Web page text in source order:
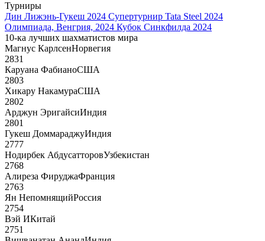
Турниры
Дин Лижэнь-Гукеш 2024 Супертурнир Tata Steel 2024
Олимпиада, Венгрия, 2024 Кубок Синкфилда 2024
10-ка лучших шахматистов мира
Магнус КарлсенНорвегия
2831
Каруана ФабианоСША
2803
Хикару НакамураСША
2802
Арджун ЭригайсиИндия
2801
Гукеш ДоммараджуИндия
2777
Нодирбек АбдусатторовУзбекистан
2768
Алиреза ФируджаФранция
2763
Ян НепомнящийРоссия
2754
Вэй ИКитай
2751